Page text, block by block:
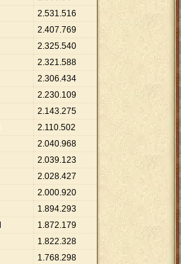
2.531.516
2.407.769
2.325.540
2.321.588
2.306.434
2.230.109
2.143.275
2.110.502
2.040.968
2.039.123
2.028.427
2.000.920
1.894.293
1.872.179
1.822.328
1.768.298